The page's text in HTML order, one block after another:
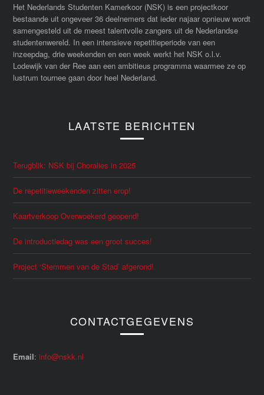
Het Nederlands Studenten Kamerkoor (NSK) is een projectkoor
bestaande uit ongeveer 36 deelnemers dat ieder najaar opnieuw wordt
samengesteld uit de meest talentvolle zangers uit de Nederlandse
studentenwereld. In een intensieve repetitieperiode van een
inzeepdag, drie weekenden en een week werkt het NSK o.l.v.
Lodewijk van der Ree aan een ambitieus programma waarmee ze op
lustrum tournee gaan door heel Nederland.
LAATSTE BERICHTEN
Terugblik: NSK bij Choralies in 2025
De repetitieweekenden zitten erop!
Kaartverkoop Overwoekerd geopend!
De introductiedag was een groot succes!
Project ‘Stemmen van de Stad’ afgerond!
CONTACTGEGEVENS
Email:info@nskk.nl